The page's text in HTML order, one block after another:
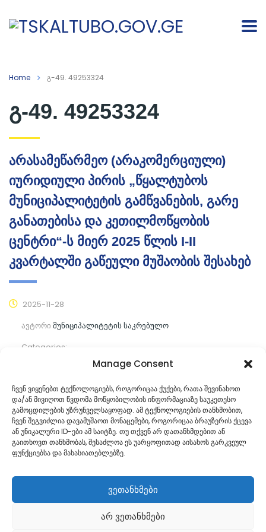
Manage Consent
ჩვენ ვიყენებთ ტექნოლოგიებს, როგორიცაა ქუქები, რათა შევინახოთ
და/ან მივიღოთ წვდომა მოწყობილობის ინფორმაციაზე საუკეთესო
გამოცდილების უზრუნველსაყოფად. ამ ტექნოლოგიების თანხმობით,
ჩვენ შეგვიძლია დავამუშაოთ მონაცემები, როგორიცაა ბრაუზერის ქცევა
ან უნიკალური ID-ები ამ საიტზე. თუ თქვენ არ დათანხმდებით ან
გაითხოვთ თანხმობას, შესაძლოა ეს უარყოფითად აისახოს გარკვეულ
ფუნქციებსა და მახასიათებლებზე.
ვეთანხმები
არ ვეთანხმები
Home გ-49. 49253324
გ-49. 49253324
არასამეწარმეო (არაკომერციული)
იურიდიული პირის „წყალტუბოს
მუნიციპალიტეტის გამწვანების, გარე
განათებისა და კეთილმოწყობის
ცენტრი“-ს მიერ 2025 წლის I-II
კვარტალში გაწეული მუშაობის შესახებ
2025-11-28
ავტორი მუნიციპალიტეტის საკრებულო
Categories:
კომენტარები ჯერ არ არის
ᲒᲐᲜᲐᲒᲠᲫᲔ ᲙᲘᲗᲮᲕᲐ